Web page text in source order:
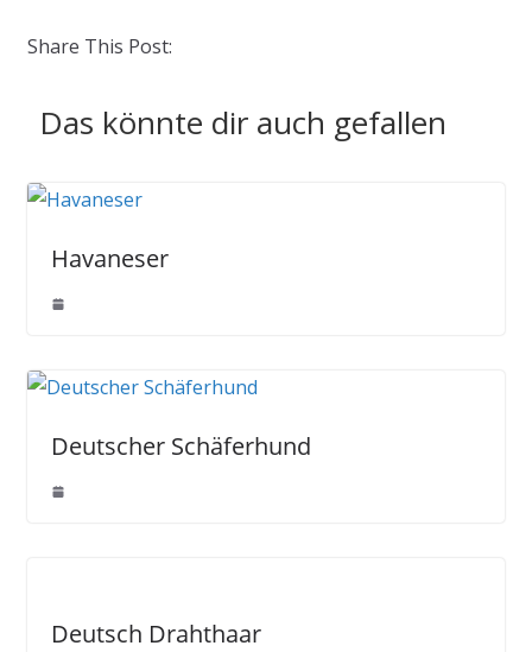
Share This Post:
Das könnte dir auch gefallen
Havaneser
Deutscher Schäferhund
Deutsch Drahthaar